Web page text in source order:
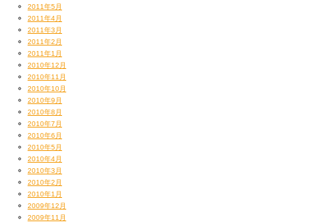
そのお隣マニー村多氏。
時を超えて丸の内の夜景をバックに
こんな出会いがあるとは。。。
2011年5月
2011年4月
2011年3月
2011年2月
2011年1月
2010年12月
2010年11月
2010年10月
2010年9月
2010年8月
2010年7月
2010年6月
2010年5月
2010年4月
2010年3月
2010年2月
2010年1月
2009年12月
2009年11月